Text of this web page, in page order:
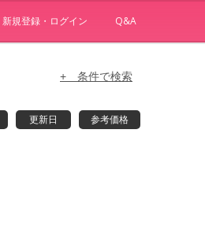
新規登録・ログイン Q&A
+ 条件で検索
更新日 参考価格